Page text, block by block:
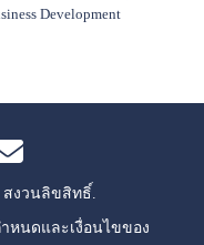
Development
สงวนลิขสิทธิ์.
หนดและเงื่อนไขของ